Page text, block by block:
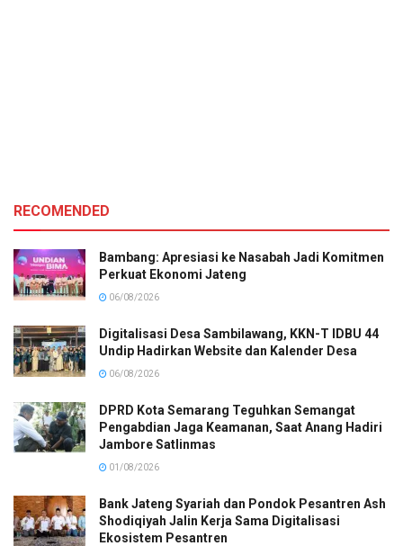
RECOMENDED
Bambang: Apresiasi ke Nasabah Jadi Komitmen
Perkuat Ekonomi Jateng
06/08/2026
Digitalisasi Desa Sambilawang, KKN-T IDBU 44
Undip Hadirkan Website dan Kalender Desa
06/08/2026
DPRD Kota Semarang Teguhkan Semangat
Pengabdian Jaga Keamanan, Saat Anang Hadiri
Jambore Satlinmas
01/08/2026
Bank Jateng Syariah dan Pondok Pesantren Ash
Shodiqiyah Jalin Kerja Sama Digitalisasi
Ekosistem Pesantren